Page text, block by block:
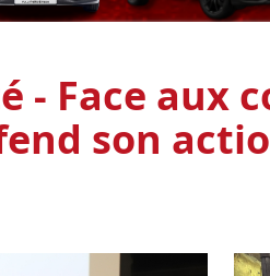
- Face aux
son